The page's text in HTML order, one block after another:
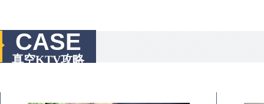
CASE
真空KTV攻略